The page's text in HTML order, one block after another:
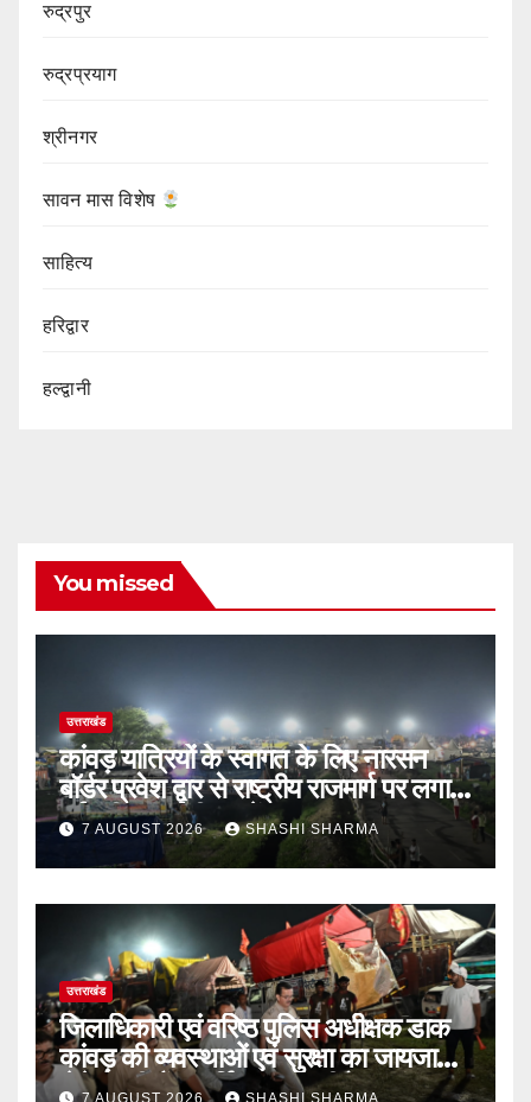
रुद्रपुर
रुद्रप्रयाग
श्रीनगर
सावन मास विशेष
साहित्य
हरिद्वार
हल्द्वानी
You missed
उत्तराखंड
कांवड़ यात्रियों के स्वागत के लिए नारसन
बॉर्डर प्रवेश द्वार से राष्ट्रीय राजमार्ग पर लगाई
गई रंगीन एलईडी लाइटें
7 AUGUST 2026 SHASHI SHARMA
उत्तराखंड
जिलाधिकारी एवं वरिष्ठ पुलिस अधीक्षक डाक
कांवड़ की व्यवस्थाओं एवं सुरक्षा का जायजा
लेने बैरागी कैंप पार्किंग स्थल जीरो ग्राउंड पर
7 AUGUST 2026 SHASHI SHARMA